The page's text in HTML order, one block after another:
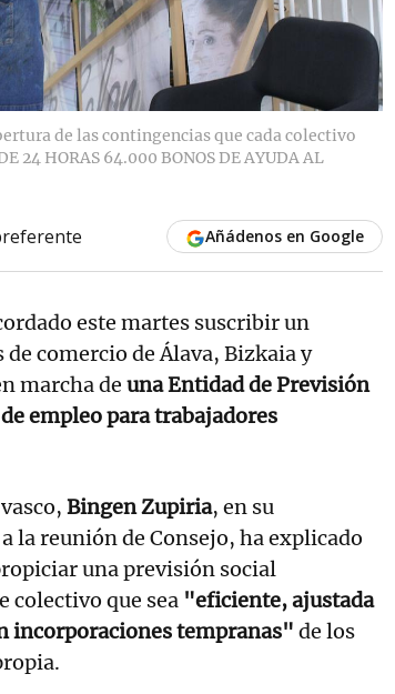
de las contingencias que cada colectivo
24 HORAS 64.000 BONOS DE AYUDA AL
Añádenos en Google
este martes suscribir un
comercio de Álava, Bizkaia y
marcha de una Entidad de Previsión
empleo para trabajadores
Bingen Zupiria, en su
la reunión de Consejo, ha explicado
una previsión social
colectivo que sea "eficiente, ajustada
incorporaciones tempranas" de los